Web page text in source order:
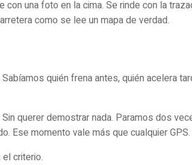
una foto en la cima. Se rinde con la
como se lee un mapa de verdad.
quién frena antes, quién acelera
querer demostrar nada. Paramos dos
Ese momento vale más que cualquier GPS.
criterio.